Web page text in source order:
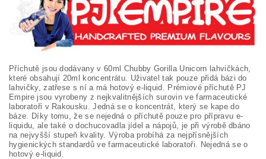
Příchutě jsou dodávany v 60ml Chubby Gorilla Unicorn lahvičkách,
které obsahují 20ml koncentrátu. Uživatel tak pouze přidá bázi do
lahvičky, zatřese s ní a má hotový e-liquid. Prémiové příchutě PJ
Empire jsou vyrobeny z nejkvalitnějších surovin ve farmaceutické
laboratoři v Rakousku. Jedná se o koncentrát, který se kape do
báze. Díky tomu, že se nejedná o příchutě pouze pro přípravu e-
liquidu, ale také o dochucovadla jídel a nápojů, je při výrobě dbáno
na nejvyšší stupeň kvality. Výroba probíhá za nejpřísnějších
hygienických standardů ve farmaceutické laboratoři. Nejedná se o
hotový e-liquid.